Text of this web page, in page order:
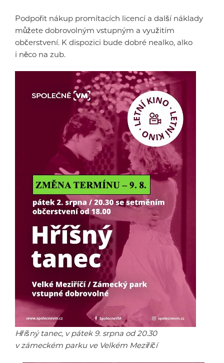
Podpořit nákup promítacích licencí a další náklady
můžete dobrovolným vstupným a využitím
občerstvení. K dispozici bude dobré nealko, alko
i něco na zub.
Hříšný tanec, v pátek 9. srpna od 20.30
v zámeckém parku ve Velkém Meziříčí